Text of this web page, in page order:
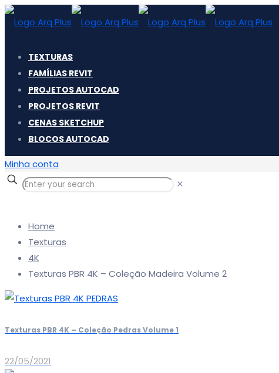
TEXTURAS
FAMÍLIAS REVIT
PROJETOS AUTOCAD
PROJETOS REVIT
CENAS SKETCHUP
BLOCOS AUTOCAD
Minha conta
✕
Home
Texturas
4K
Texturas PBR 4K – Coleção Madeira Volume 2
Texturas PBR 4K – Coleção Pedras Volume 1
22/05/2021